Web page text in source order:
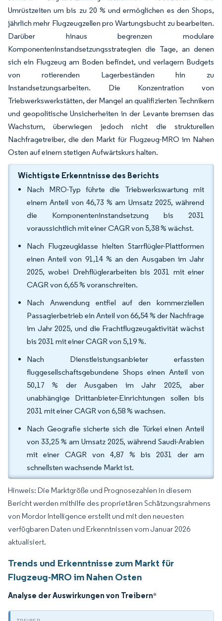
Umrüstzeiten um bis zu 20 % und ermöglichen es den Shops,
jährlich mehr Flugzeugzellen pro Wartungsbucht zu bearbeiten.
Darüber hinaus begrenzen modulare
Komponenteninstandsetzungsstrategien die Tage, an denen
sich ein Flugzeug am Boden befindet, und verlagern Budgets
von rotierenden Lagerbeständen hin zu
Instandsetzungsarbeiten. Die Konzentration von
Triebwerkswerkstätten, der Mangel an qualifizierten Technikern
und geopolitische Unsicherheiten in der Levante bremsen das
Wachstum, überwiegen jedoch nicht die strukturellen
Nachfragetreiber, die den Markt für Flugzeug-MRO im Nahen
Osten auf einem stetigen Aufwärtskurs halten.
Wichtigste Erkenntnisse des Berichts
Nach MRO-Typ führte die Triebwerkswartung mit
einem Anteil von 46,73 % am Umsatz 2025, während
die Komponenteninstandsetzung bis 2031
voraussichtlich mit einer CAGR von 5,38 % wächst.
Nach Flugzeugklasse hielten Starrflügler-Plattformen
einen Anteil von 91,14 % an den Ausgaben im Jahr
2025, wobei Drehflüglerarbeiten bis 2031 mit einer
CAGR von 6,65 % voranschreiten.
Nach Anwendung entfiel auf den kommerziellen
Passagierbetrieb ein Anteil von 66,54 % der Nachfrage
im Jahr 2025, und die Frachtflugzeugaktivität wächst
bis 2031 mit einer CAGR von 5,19 %.
Nach Dienstleistungsanbieter erfassten
fluggesellschaftsgebundene Shops einen Anteil von
50,17 % der Ausgaben im Jahr 2025, aber
unabhängige Drittanbieter-Einrichtungen sollen bis
2031 mit einer CAGR von 6,58 % wachsen.
Nach Geografie sicherte sich die Türkei einen Anteil
von 33,25 % am Umsatz 2025, während Saudi-Arabien
mit einer CAGR von 4,87 % bis 2031 der am
schnellsten wachsende Markt ist.
Hinweis: Die Marktgröße und Prognosezahlen in diesem
Bericht werden mithilfe des proprietären Schätzungsrahmens
von Mordor Intelligence erstellt und mit den neuesten
verfügbaren Daten und Erkenntnissen vom Januar 2026
aktualisiert.
Trends und Erkenntnisse zum Markt für
Flugzeug-MRO im Nahen Osten
Analyse der Auswirkungen von Treibern*